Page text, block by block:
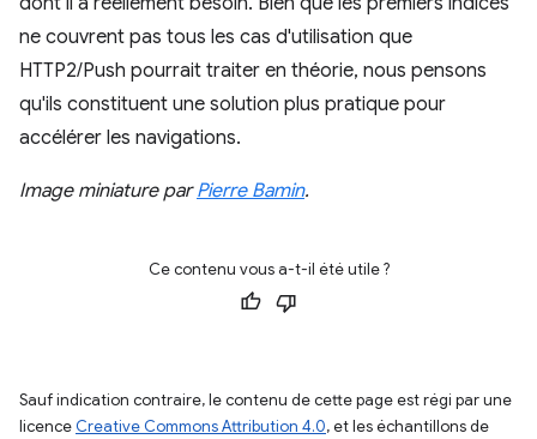
ne couvrent pas tous les cas d'utilisation que
HTTP2/Push pourrait traiter en théorie, nous pensons
qu'ils constituent une solution plus pratique pour
accélérer les navigations.
Image miniature parPierre Bamin.
Ce contenu vous a-t-il été utile ?
Sauf indication contraire, le contenu de cette page est régi par une
licence Creative Commons Attribution 4.0, et les échantillons de